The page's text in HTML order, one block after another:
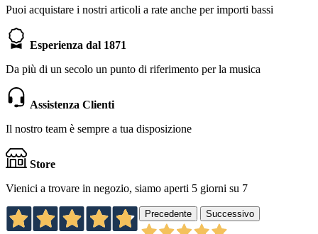
Puoi acquistare i nostri articoli a rate anche per importi bassi
Esperienza dal 1871
Da più di un secolo un punto di riferimento per la musica
Assistenza Clienti
Il nostro team è sempre a tua disposizione
Store
Vienici a trovare in negozio, siamo aperti 5 giorni su 7
Precedente Successivo